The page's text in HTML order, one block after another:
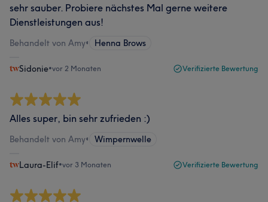
sehr sauber. Probiere nächstes Mal gerne weitere
Dienstleistungen aus!
Behandelt von Amy• Henna Brows
Sidonie•vor 2 Monaten Verifizierte Bewertung
Alles super, bin sehr zufrieden :)
Behandelt von Amy• Wimpernwelle
Laura-Elif•vor 3 Monaten Verifizierte Bewertung